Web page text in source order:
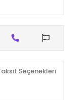
Seçenekleri